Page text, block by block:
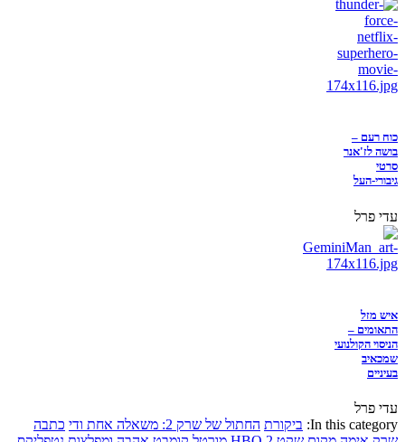
כוח רעם –
בושה לז'אנר
סרטי
גיבורי-העל
עדי פרל
איש מזל
התאומים –
הניסוי הקולנועי
שמכאיב
בעיניים
עדי פרל
In this category: ביקורת החתול של שרק 2: משאלה אחת ודי
כתבה